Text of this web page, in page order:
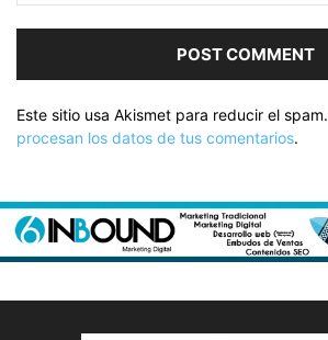
Este sitio usa Akismet para reducir el spam.
procesan los datos de tus comentarios.